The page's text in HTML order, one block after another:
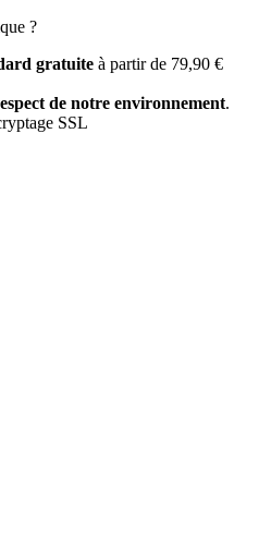
?
gratuite à partir de 79,90 €
de notre environnement.
SSL